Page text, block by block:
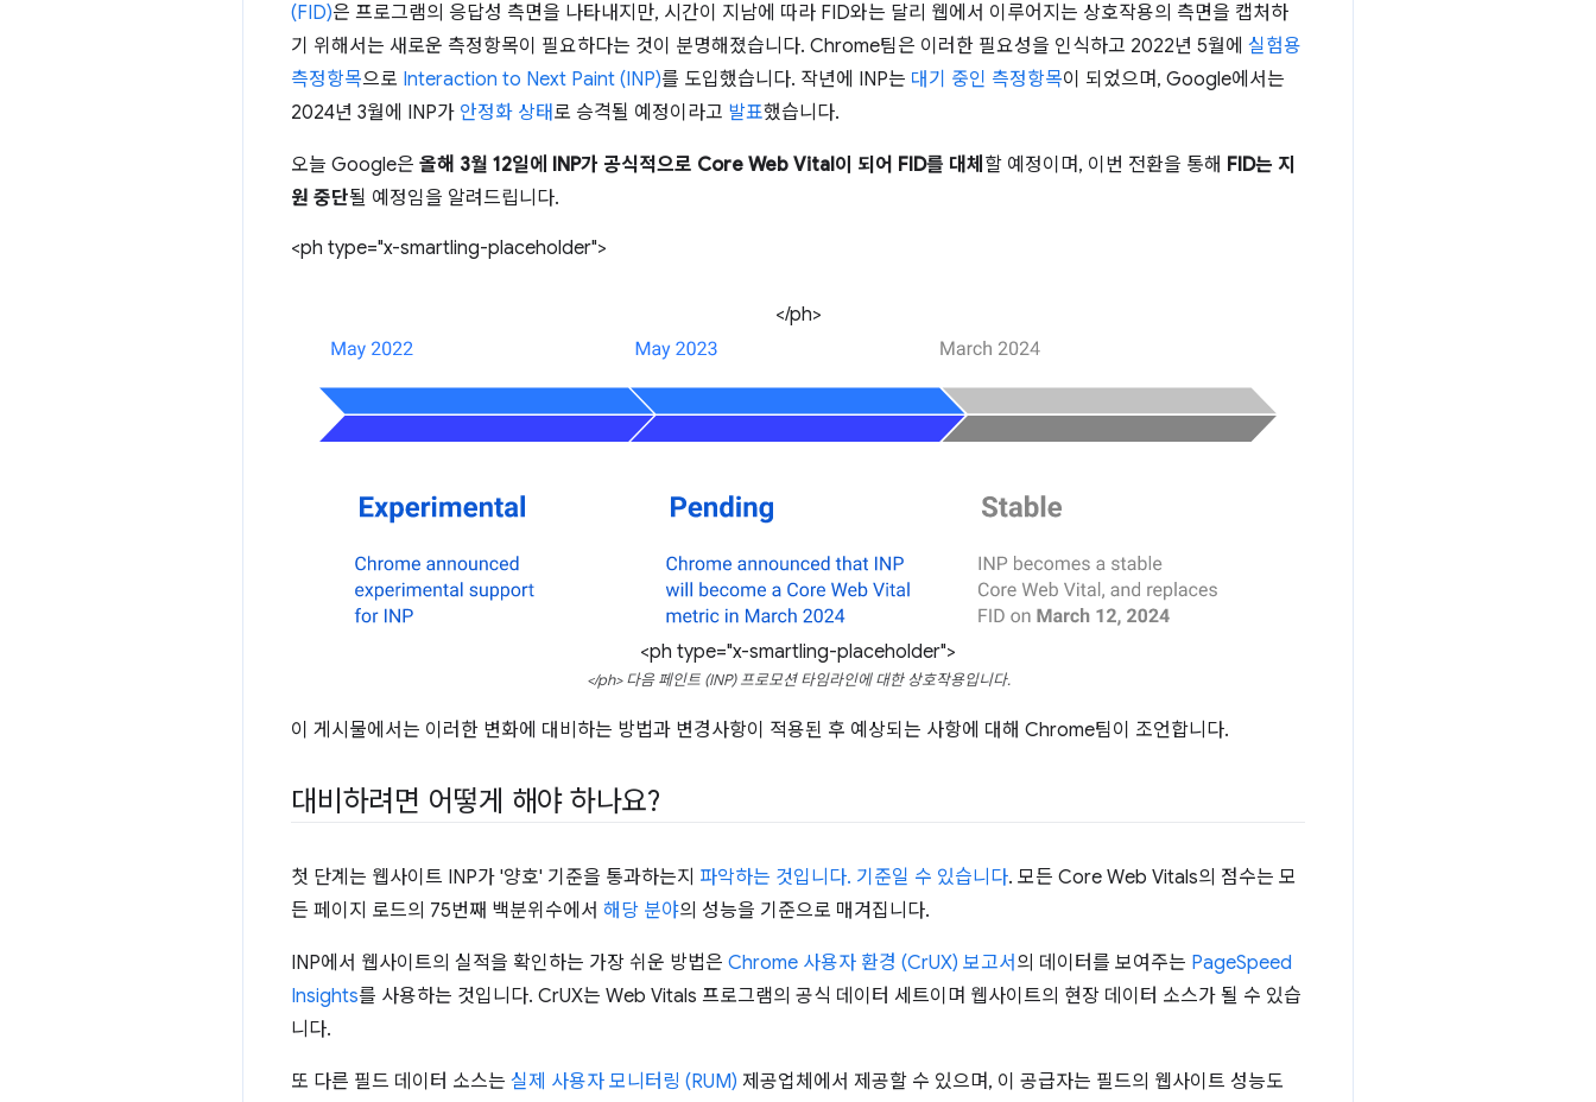
(FID)은 프로그램의 응답성 측면을 나타내지만, 시간이 지남에 따라 FID와는 달리 웹에서 이루어지는 상호작용의 측면을 캡처하
기 위해서는 새로운 측정항목이 필요하다는 것이 분명해졌습니다. Chrome팀은 이러한 필요성을 인식하고 2022년 5월에 실험용
측정항목으로 Interaction to Next Paint (INP)를 도입했습니다. 작년에 INP는 대기 중인 측정항목이 되었으며, Google에서는
2024년 3월에 INP가 안정화 상태 로 승격될 예정이라고 발표했습니다.
오늘 Google은 올해 3월 12일에 INP가 공식적으로 Core Web Vital이 되어 FID를 대체 할 예정이며, 이번 전환을 통해 FID는 지
원 중단될 예정임을 알려드립니다.
<ph type="x-smartling-placeholder">
</ph>
<ph type="x-smartling-placeholder">
</ph> 다음 페인트 (INP) 프로모션 타임라인에 대한 상호작용입니다.
이 게시물에서는 이러한 변화에 대비하는 방법과 변경사항이 적용된 후 예상되는 사항에 대해 Chrome팀이 조언합니다.
대비하려면 어떻게 해야 하나요?
첫 단계는 웹사이트 INP가 '양호' 기준을 통과하는지 파악하는 것입니다. 기준일 수 있습니다. 모든 Core Web Vitals의 점수는 모
든 페이지 로드의 75번째 백분위수에서 해당 분야의 성능을 기준으로 매겨집니다.
INP에서 웹사이트의 실적을 확인하는 가장 쉬운 방법은 Chrome 사용자 환경 (CrUX) 보고서 의 데이터를 보여주는 PageSpeed
Insights를 사용하는 것입니다. CrUX는 Web Vitals 프로그램의 공식 데이터 세트이며 웹사이트의 현장 데이터 소스가 될 수 있습
니다.
또 다른 필드 데이터 소스는 실제 사용자 모니터링 (RUM) 제공업체에서 제공할 수 있으며, 이 공급자는 필드의 웹사이트 성능도